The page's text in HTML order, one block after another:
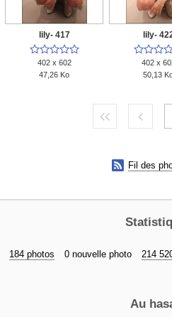
lily- 417

402 x 602
47,26 Ko
lily-

402 x
50,13
 Fil des
184 photos 0 nouvelle photo 214
Au